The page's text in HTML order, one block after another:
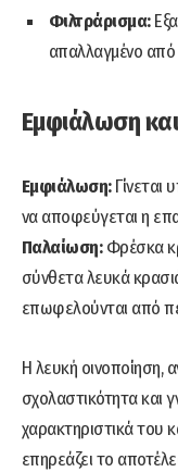
Φιλτράρισμα:
απαλλαγμένο από
Εμφιάλωση
Εμφιάλωση:Γίνεται
να αποφεύγεται η
Παλαίωση:Φρέσκα
σύνθετα λευκά
επωφελούνται από
Η λευκή οινοποίηση,
σχολαστικότητα και
χαρακτηριστικά
επηρεάζει το